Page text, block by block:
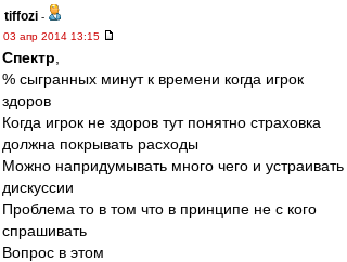
tiffozi -
03 апр 2014 13:15
Спектр
% сыгранных минут к времени когда игрок
здоров
Когда игрок не здоров тут понятно страховка
должна покрывать расходы
Можно напридумывать много чего и устраивать
дискуссии
Проблема то в том что в принципе не с кого
спрашивать
Вопрос в этом